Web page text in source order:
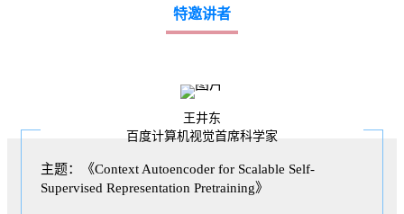
特邀讲者
王井东
百度计算机视觉首席科学家
主题：《Context Autoencoder for Scalable Self-
Supervised Representation Pretraining》